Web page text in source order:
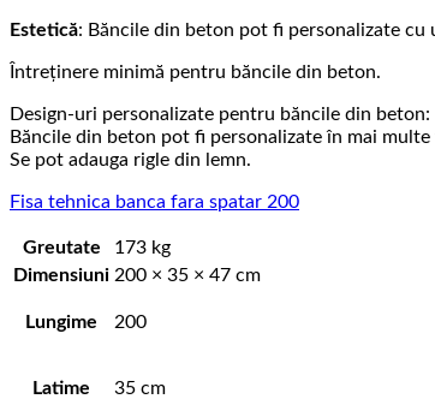
Estetică: Băncile din beton pot fi personalizate
Întreținere minimă pentru băncile din beton.
Design-uri personalizate pentru băncile din beton:
Băncile din beton pot fi personalizate în mai
Se pot adauga rigle din lemn.
Fisa tehnica banca fara spatar 200
Greutate
173 kg
Dimensiuni 200 × 35 × 47 cm
Lungime 200
Latime 35 cm